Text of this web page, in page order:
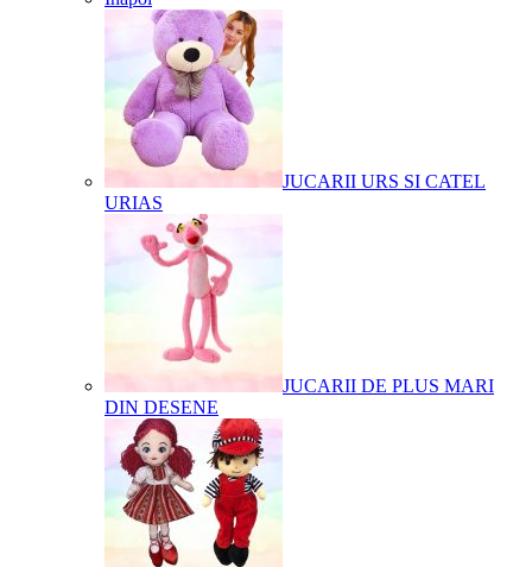
JUCARII URS SI CATEL
URIAS
JUCARII DE PLUS MARI
DIN DESENE